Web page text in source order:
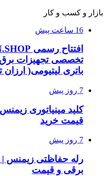
بازار و کسب و کار
16 ساعت پیش
تخصصی تجهیزات
باتری لیتیومی(
7 روز پیش
قیمت خرید
7 روز پیش
رله حفاظتی زیمنس |
برقی و قیمت